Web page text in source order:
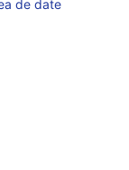
de date